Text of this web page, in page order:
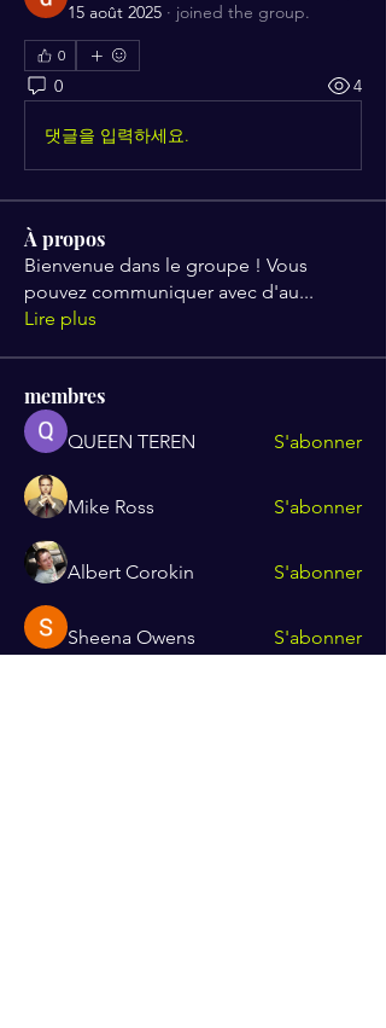
15 août 2025 · joined the group.
0
0 4
댓글을 입력하세요.
À propos
Bienvenue dans le groupe ! Vous
pouvez communiquer avec d'au...
Lire plus
membres
QUEEN TEREN S'abonner
Mike Ross S'abonner
Albert Corokin S'abonner
Sheena Owens S'abonner